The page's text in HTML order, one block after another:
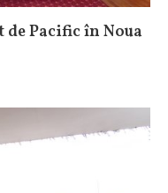
Pacific în Noua